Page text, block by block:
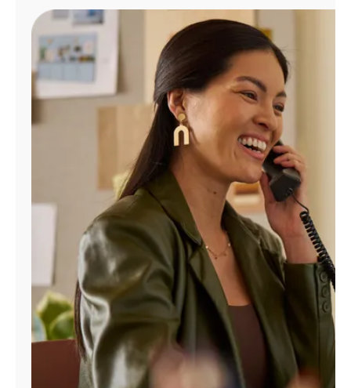
Administrar
cuenta
Encuentra
tienda